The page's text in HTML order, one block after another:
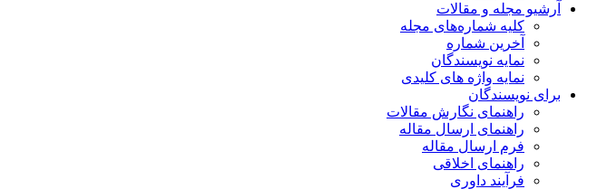
آرشیو مجله و مقالات
کلیه شماره‌های مجله
آخرین شماره
نمایه نویسندگان
نمایه واژه های کلیدی
برای نویسندگان
راهنمای نگارش مقالات
راهنمای ارسال مقاله
فرم ارسال مقاله
راهنمای اخلاقی
فرآیند داوری